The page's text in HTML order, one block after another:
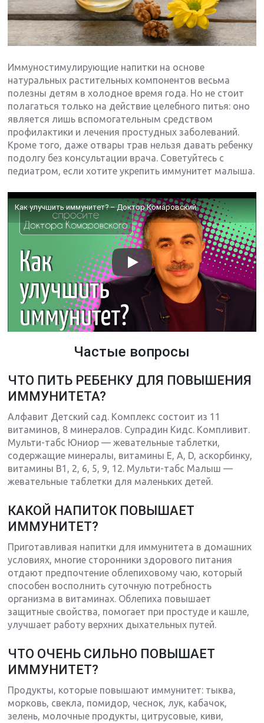
Иммуностимулирующие напитки на основе
натуральных растительных компонентов весьма
полезны детям в холодное время года. Но не стоит
полагаться только на действие целебного питья: оно
является лишь вспомогательным средством
профилактики и лечения простудных заболеваний.
Кроме того, даже отвары трав нельзя давать ребенку
подолгу без консультации врача. Советуйтесь с
педиатром, если хотите укрепить иммунитет малыша.
Как улучшить иммунитет? – Доктор Комаровский
Частые вопросы
ЧТО ПИТЬ РЕБЕНКУ ДЛЯ ПОВЫШЕНИЯ
ИММУНИТЕТА?
Алфавит Детский сад. Комплекс состоит из 11
витаминов, 8 минералов. Супрадин Кидс. Компливит.
Мульти-табс Юниор — жевательные таблетки,
содержащие минералы, витамины Е, А, D, аскорбинку,
витамины В1, 2, 6, 5, 9, 12. Мульти-табс Малыш —
жевательные таблетки для маленьких детей.
КАКОЙ НАПИТОК ПОВЫШАЕТ
ИММУНИТЕТ?
Приготавливая напитки для иммунитета в домашних
условиях, многие сторонники здорового питания
отдают предпочтение облепиховому чаю, который
способен восполнить суточную потребность
организма в витаминах. Облепиха повышает
защитные свойства, помогает при простуде и кашле,
улучшает работу верхних дыхательных путей.
ЧТО ОЧЕНЬ СИЛЬНО ПОВЫШАЕТ
ИММУНИТЕТ?
Продукты, которые повышают иммунитет: тыква,
морковь, свекла, помидор, чеснок, лук, кабачок,
зелень, молочные продукты, цитрусовые, киви,